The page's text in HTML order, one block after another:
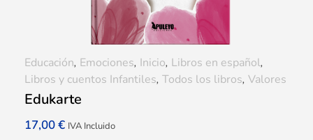
Edukarte
17,00€ IVA Incluido
Educación, Emociones, Inicio, Libros en español,
Libros y cuentos Infantiles, Todos los libros, Valores